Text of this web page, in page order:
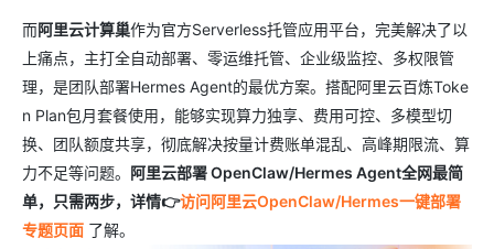
而阿里云计算巢作为官方Serverless托管应用平台，完美解决了以
上痛点，主打全自动部署、零运维托管、企业级监控、多权限管
理，是团队部署Hermes Agent的最优方案。搭配阿里云百炼Toke
n Plan包月套餐使用，能够实现算力独享、费用可控、多模型切
换、团队额度共享，彻底解决按量计费账单混乱、高峰期限流、算
力不足等问题。 阿里云部署 OpenClaw/Hermes Agent全网最简
单，只需两步，详情👉访问阿里云OpenClaw/Hermes一键部署
专题页面 了解。